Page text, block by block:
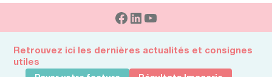
Retrouvez ici les dernières actualités et consignes
utiles